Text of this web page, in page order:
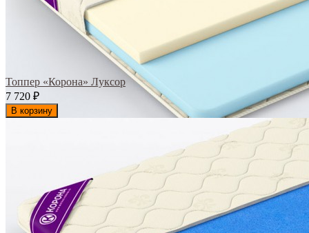
Топпер «Корона» Луксор
7 720 ₽
В корзину